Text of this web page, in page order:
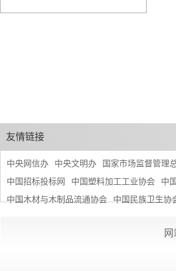
友情链接
中央网信办 中央文明办 国家市场监督管理
中国招标投标网
中国塑料加工工业协会 中
中国木材与木制品流通协会
中国民族卫生协